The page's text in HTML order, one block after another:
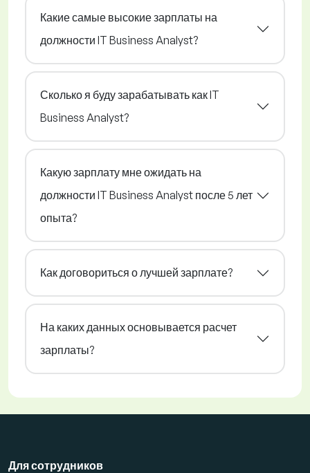
Какие самые высокие зарплаты на
должности IT Business Analyst?
Сколько я буду зарабатывать как IT
Business Analyst?
Какую зарплату мне ожидать на
должности IT Business Analyst после 5 лет
опыта?
Как договориться о лучшей зарплате?
На каких данных основывается расчет
зарплаты?
Для сотрудников